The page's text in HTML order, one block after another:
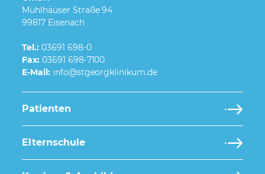
Mühlhäuser Straße 94
99817 Eisenach
Tel.: 03691 698-0
Fax: 03691 698-7100
E-Mail:
Patienten
Elternschule